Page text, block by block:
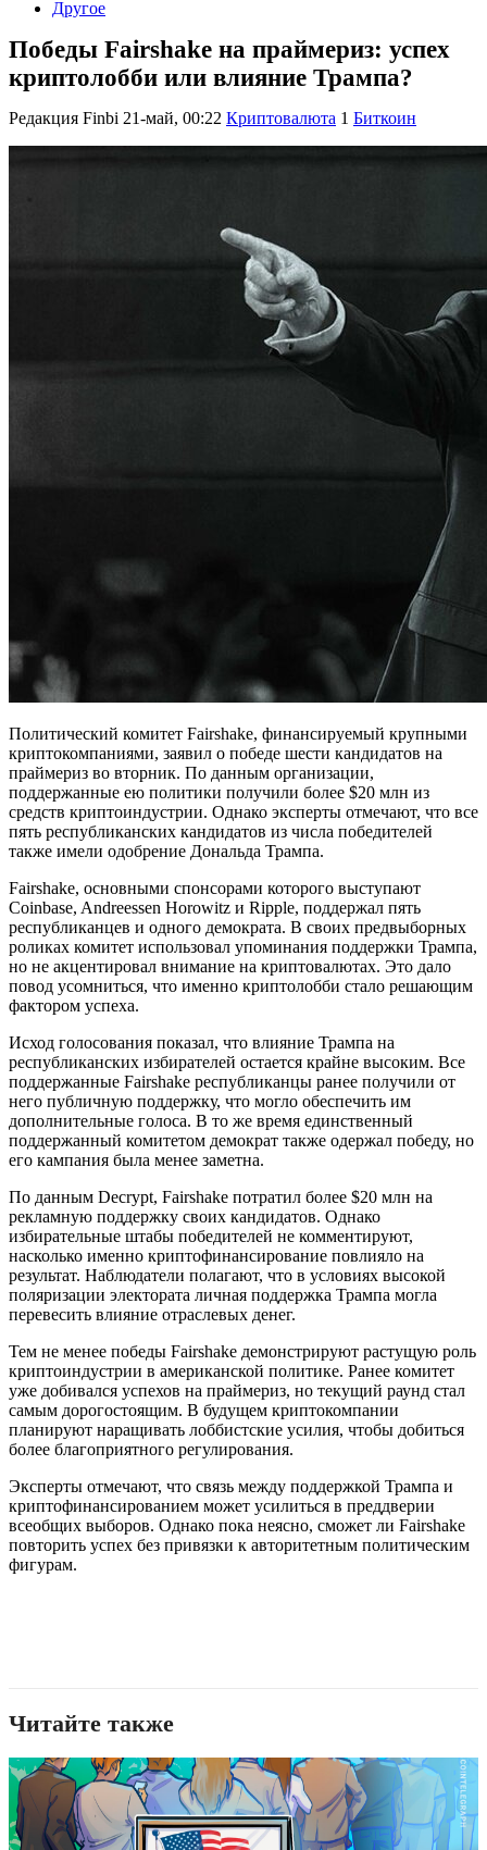
Другое
Победы Fairshake на праймериз: успех
криптолобби или влияние Трампа?
Редакция Finbi 21-май, 00:22 Криптовалюта 1 Биткоин
Политический комитет Fairshake, финансируемый крупными
криптокомпаниями, заявил о победе шести кандидатов на
праймериз во вторник. По данным организации,
поддержанные ею политики получили более $20 млн из
средств криптоиндустрии. Однако эксперты отмечают, что все
пять республиканских кандидатов из числа победителей
также имели одобрение Дональда Трампа.
Fairshake, основными спонсорами которого выступают
Coinbase, Andreessen Horowitz и Ripple, поддержал пять
республиканцев и одного демократа. В своих предвыборных
роликах комитет использовал упоминания поддержки Трампа,
но не акцентировал внимание на криптовалютах. Это дало
повод усомниться, что именно криптолобби стало решающим
фактором успеха.
Исход голосования показал, что влияние Трампа на
республиканских избирателей остается крайне высоким. Все
поддержанные Fairshake республиканцы ранее получили от
него публичную поддержку, что могло обеспечить им
дополнительные голоса. В то же время единственный
поддержанный комитетом демократ также одержал победу, но
его кампания была менее заметна.
По данным Decrypt, Fairshake потратил более $20 млн на
рекламную поддержку своих кандидатов. Однако
избирательные штабы победителей не комментируют,
насколько именно криптофинансирование повлияло на
результат. Наблюдатели полагают, что в условиях высокой
поляризации электората личная поддержка Трампа могла
перевесить влияние отраслевых денег.
Тем не менее победы Fairshake демонстрируют растущую роль
криптоиндустрии в американской политике. Ранее комитет
уже добивался успехов на праймериз, но текущий раунд стал
самым дорогостоящим. В будущем криптокомпании
планируют наращивать лоббистские усилия, чтобы добиться
более благоприятного регулирования.
Эксперты отмечают, что связь между поддержкой Трампа и
криптофинансированием может усилиться в преддверии
всеобщих выборов. Однако пока неясно, сможет ли Fairshake
повторить успех без привязки к авторитетным политическим
фигурам.
Читайте также